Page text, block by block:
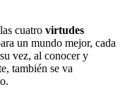
cuatro virtudes
un mundo mejor, cada
vez, al conocer y
también se va